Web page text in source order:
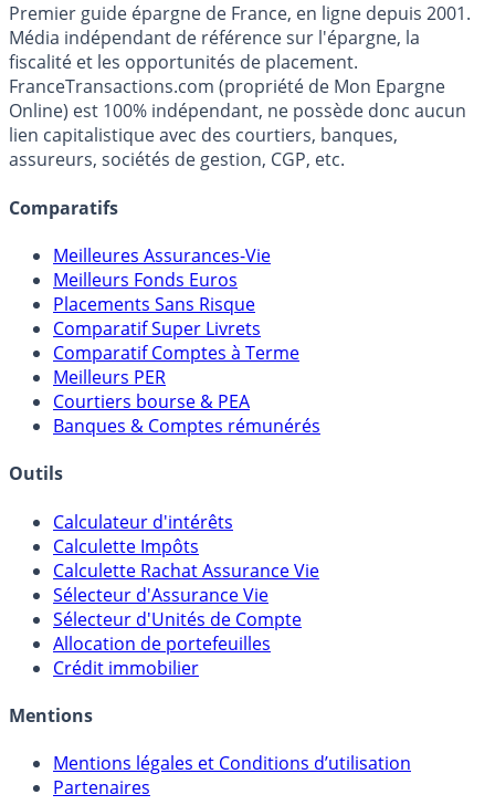
Premier guide épargne de France, en ligne depuis 2001.
Média indépendant de référence sur l'épargne, la
fiscalité et les opportunités de placement.
FranceTransactions.com (propriété de Mon Epargne
Online) est 100% indépendant, ne possède donc aucun
lien capitalistique avec des courtiers, banques,
assureurs, sociétés de gestion, CGP, etc.
Comparatifs
Meilleures Assurances-Vie
Meilleurs Fonds Euros
Placements Sans Risque
Comparatif Super Livrets
Comparatif Comptes à Terme
Meilleurs PER
Courtiers bourse & PEA
Banques & Comptes rémunérés
Outils
Calculateur d'intérêts
Calculette Impôts
Calculette Rachat Assurance Vie
Sélecteur d'Assurance Vie
Sélecteur d'Unités de Compte
Allocation de portefeuilles
Crédit immobilier
Mentions
Mentions légales et Conditions d’utilisation
Partenaires